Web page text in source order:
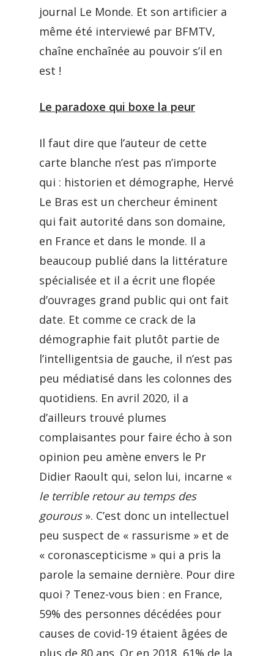
journal Le Monde. Et son artificier a
même été interviewé par BFMTV,
chaîne enchaînée au pouvoir s’il en
est !
Le paradoxe qui boxe la peur
Il faut dire que l’auteur de cette
carte blanche n’est pas n’importe
qui : historien et démographe, Hervé
Le Bras est un chercheur éminent
qui fait autorité dans son domaine,
en France et dans le monde. Il a
beaucoup publié dans la littérature
spécialisée et il a écrit une flopée
d’ouvrages grand public qui ont fait
date. Et comme ce crack de la
démographie fait plutôt partie de
l’intelligentsia de gauche, il n’est pas
peu médiatisé dans les colonnes des
quotidiens. En avril 2020, il a
d’ailleurs trouvé plumes
complaisantes pour faire écho à son
opinion peu amène envers le Pr
Didier Raoult qui, selon lui, incarne «
le terrible retour au temps des
gourous». C’est donc un intellectuel
peu suspect de « rassurisme » et de
« coronascepticisme » qui a pris la
parole la semaine dernière. Pour dire
quoi ? Tenez-vous bien : en France,
59% des personnes décédées pour
causes de covid-19 étaient âgées de
plus de 80 ans. Or en 2018, 61% de la